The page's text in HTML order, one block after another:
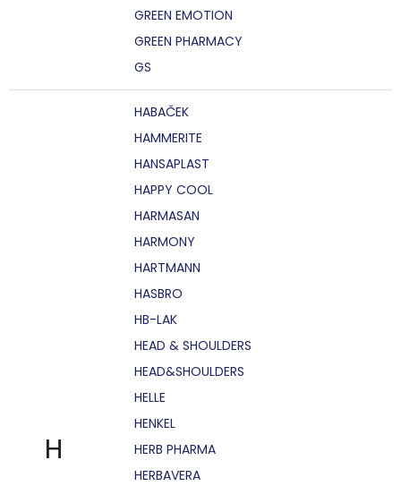
GREEN EMOTION
GREEN PHARMACY
GS
H
HABAČEK
HAMMERITE
HANSAPLAST
HAPPY COOL
HARMASAN
HARMONY
HARTMANN
HASBRO
HB-LAK
HEAD & SHOULDERS
HEAD&SHOULDERS
HELLE
HENKEL
HERB PHARMA
HERBAVERA